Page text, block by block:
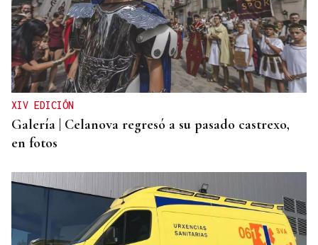
INCUMPLIMIENTO LEGAL
Turismo veta la “Ruta del Narcotráfico” de
Laureano Oubiña por no cumplir con la Ley de
Turismo de Galicia
XIV EDICIÓN
Galería | Celanova regresó a su pasado castrexo,
en fotos